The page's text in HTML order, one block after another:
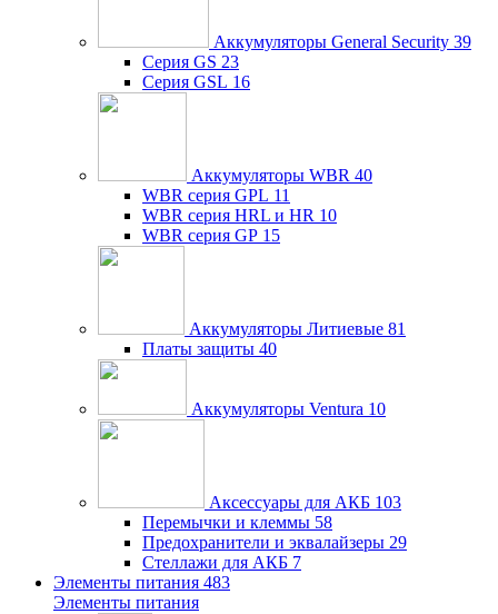
Аккумуляторы General Security 39
Серия GS 23
Серия GSL 16
Аккумуляторы WBR 40
WBR серия GPL 11
WBR серия HRL и HR 10
WBR серия GP 15
Аккумуляторы Литиевые 81
Платы защиты 40
Аккумуляторы Ventura 10
Аксессуары для АКБ 103
Перемычки и клеммы 58
Предохранители и эквалайзеры 29
Стеллажи для АКБ 7
Элементы питания 483
Элементы питания